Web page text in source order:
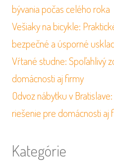
bývania počas celého roka
Vešiaky na bicykle:
bezpečné a úsporné
Vŕtané studne: Spoľahlivý
domácnosti aj firmy
Odvoz nábytku v
riešenie pre domácnosti aj
Kategórie